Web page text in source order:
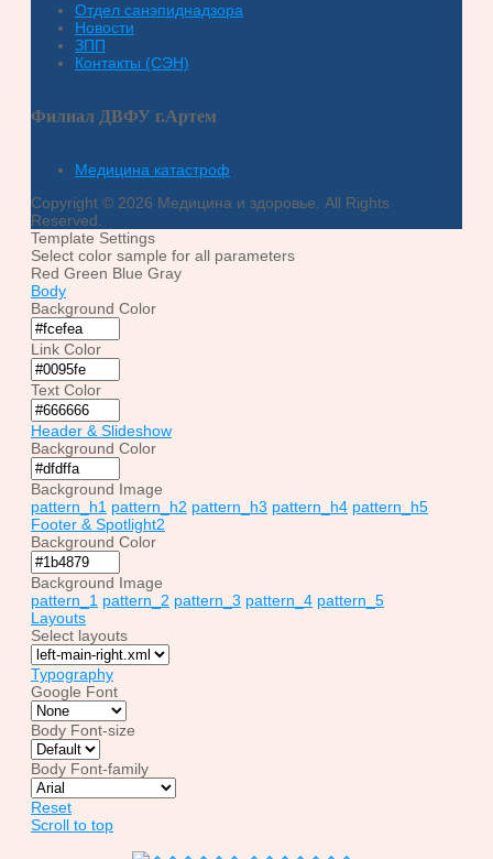
Отдел санэпиднадзора
Новости
ЗПП
Контакты (СЭН)
Филиал ДВФУ г.Артем
Медицина катастроф
Copyright © 2026 Медицина и здоровье. All Rights
Reserved.
Template Settings
Select color sample for all parameters
Red Green Blue Gray
Body
Background Color
Link Color
Text Color
Header & Slideshow
Background Color
Background Image
pattern_h1 pattern_h2 pattern_h3 pattern_h4 pattern_h5
Footer & Spotlight2
Background Color
Background Image
pattern_1 pattern_2 pattern_3 pattern_4 pattern_5
Layouts
Select layouts
Typography
Google Font
Body Font-size
Body Font-family
Reset
Scroll to top